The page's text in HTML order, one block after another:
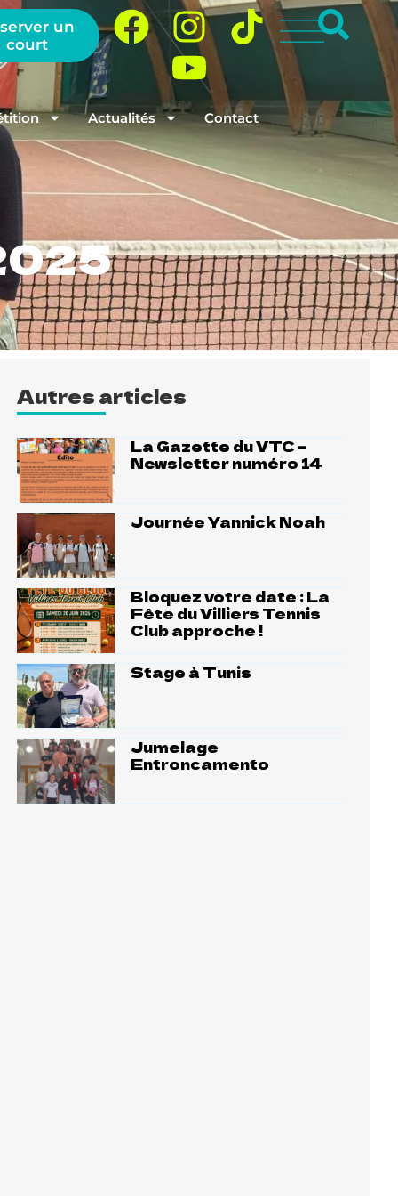
un
court
Actualités Contact
Autres articles
La Gazette du VTC –
Newsletter numéro 14
Journée Yannick Noah
Bloquez votre date : La
Fête du Villiers Tennis
Club approche !
Stage à Tunis
Jumelage
Entroncamento